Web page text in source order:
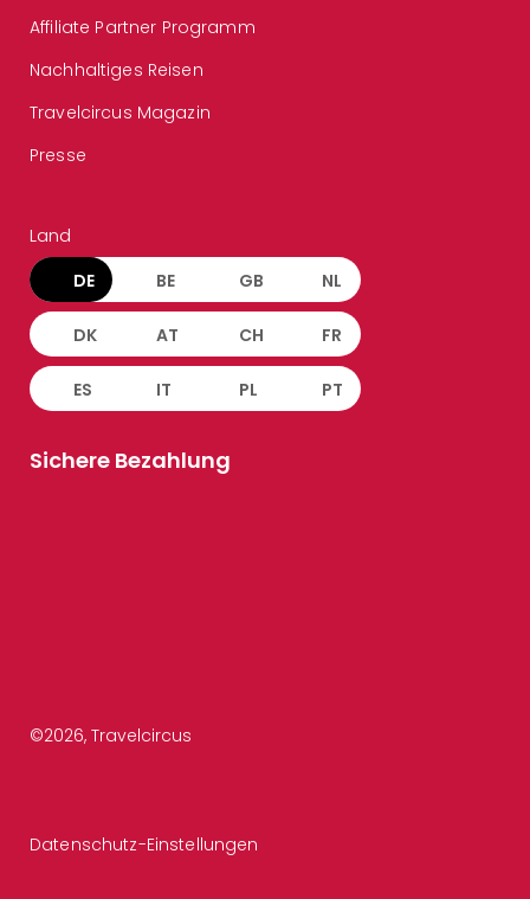
Affiliate Partner Programm
Nachhaltiges Reisen
Travelcircus Magazin
Presse
Land
DE BE GB NL
DK AT CH FR
ES IT PL PT
Sichere Bezahlung
©2026, Travelcircus
Datenschutz-Einstellungen